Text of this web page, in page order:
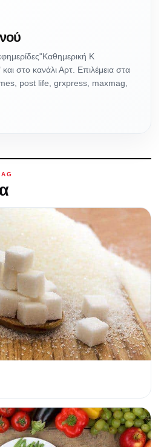
Κ
στο κανάλι Αρτ. Επιλέμεια στα
post life, grxpress, maxmag,